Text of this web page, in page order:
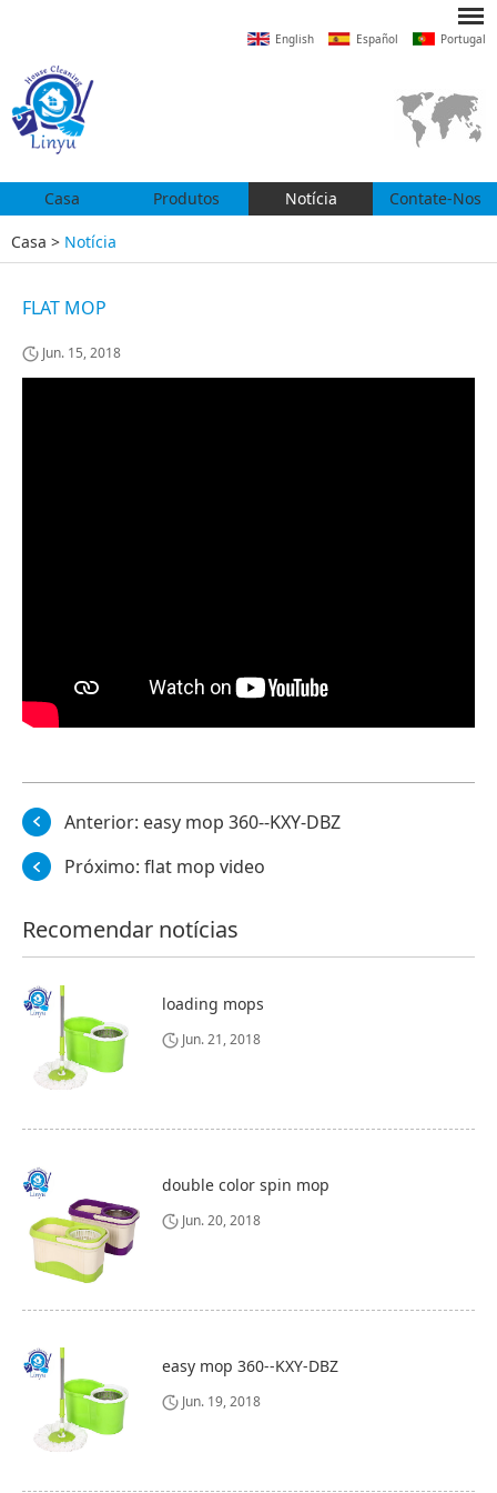
English Español Portugal
Casa Produtos Notícia Contate-Nos
Casa > Notícia
FLAT MOP
Jun. 15, 2018
Anterior: easy mop 360--KXY-DBZ
Próximo: flat mop video
Recomendar notícias
loading mops
Jun. 21, 2018
double color spin mop
Jun. 20, 2018
easy mop 360--KXY-DBZ
Jun. 19, 2018